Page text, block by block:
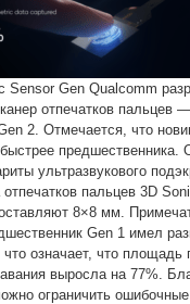
Sensor Gen Qualcomm
отпечатков пальцев
2. Отмечается, что
предшественника.
ультразвукового
отпечатков пальцев 3D
8×8 мм.
Gen 1 имел
означает, что площадь
выросла на 77%.
ограничить ошибочные